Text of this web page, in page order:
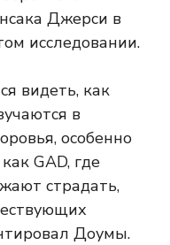
Джерси в
исследовании.
видеть, как
в
особенно
GAD, где
страдать,
Доумы.